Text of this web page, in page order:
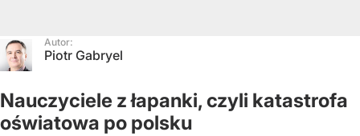
Autor:
Piotr Gabryel
Nauczyciele z łapanki, czyli katastrofa
oświatowa po polsku